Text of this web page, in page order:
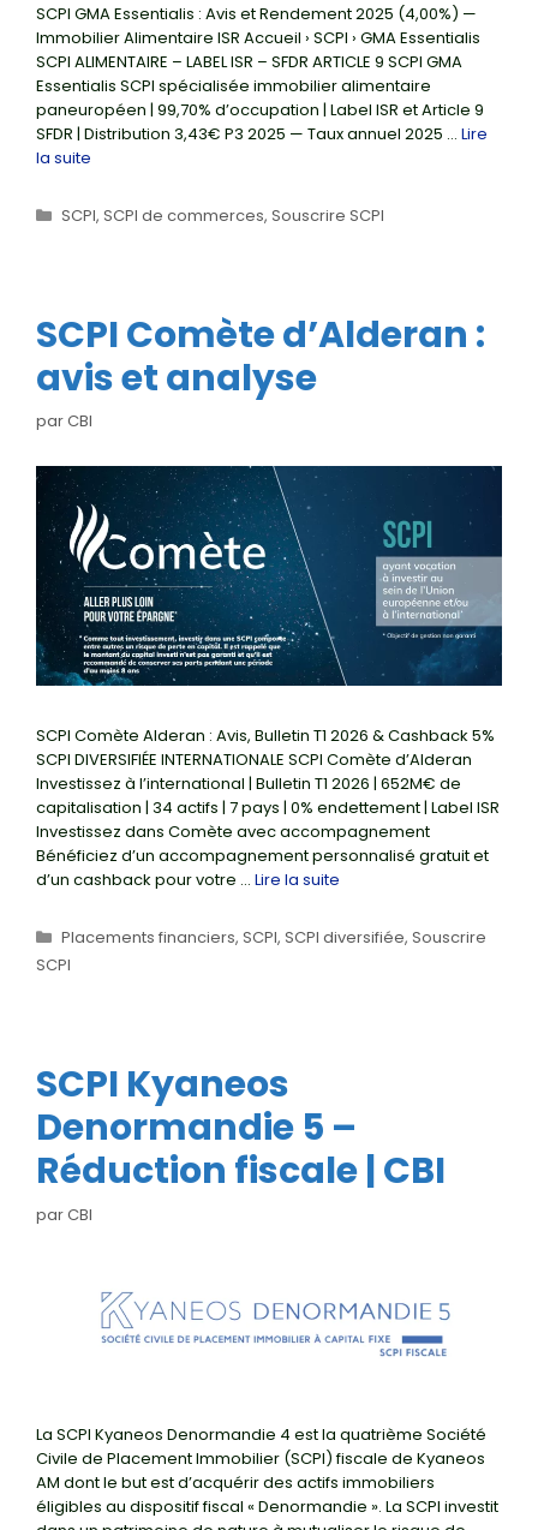
SCPI GMA Essentialis : Avis et Rendement 2025 (4,00%) —
Immobilier Alimentaire ISR Accueil › SCPI › GMA Essentialis
SCPI ALIMENTAIRE – LABEL ISR – SFDR ARTICLE 9 SCPI GMA
Essentialis SCPI spécialisée immobilier alimentaire
paneuropéen | 99,70% d’occupation | Label ISR et Article 9
SFDR | Distribution 3,43€ P3 2025 — Taux annuel 2025 … Lire
la suite
Catégories
SCPI, SCPI de commerces, Souscrire SCPI
SCPI Comète d’Alderan :
avis et analyse
parCBI
SCPI Comète Alderan : Avis, Bulletin T1 2026 & Cashback 5%
SCPI DIVERSIFIÉE INTERNATIONALE SCPI Comète d’Alderan
Investissez à l’international | Bulletin T1 2026 | 652M€ de
capitalisation | 34 actifs | 7 pays | 0% endettement | Label ISR
Investissez dans Comète avec accompagnement
Bénéficiez d’un accompagnement personnalisé gratuit et
d’un cashback pour votre … Lire la suite
Catégories
Placements financiers, SCPI, SCPI diversifiée, Souscrire
SCPI
SCPI Kyaneos
Denormandie 5 –
Réduction fiscale | CBI
parCBI
La SCPI Kyaneos Denormandie 4 est la quatrième Société
Civile de Placement Immobilier (SCPI) fiscale de Kyaneos
AM dont le but est d’acquérir des actifs immobiliers
éligibles au dispositif fiscal « Denormandie ». La SCPI investit